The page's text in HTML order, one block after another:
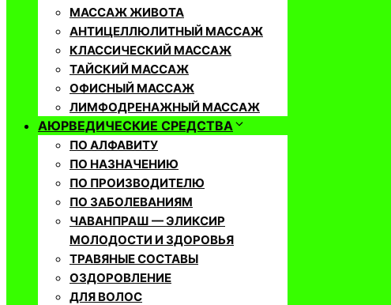
МАССАЖ ЖИВОТА
АНТИЦЕЛЛЮЛИТНЫЙ МАССАЖ
КЛАССИЧЕСКИЙ МАССАЖ
ТАЙСКИЙ МАССАЖ
ОФИСНЫЙ МАССАЖ
ЛИМФОДРЕНАЖНЫЙ МАССАЖ
АЮРВЕДИЧЕСКИЕ СРЕДСТВА
ПО АЛФАВИТУ
ПО НАЗНАЧЕНИЮ
ПО ПРОИЗВОДИТЕЛЮ
ПО ЗАБОЛЕВАНИЯМ
ЧАВАНПРАШ — ЭЛИКСИР
МОЛОДОСТИ И ЗДОРОВЬЯ
ТРАВЯНЫЕ СОСТАВЫ
ОЗДОРОВЛЕНИЕ
ДЛЯ ВОЛОС